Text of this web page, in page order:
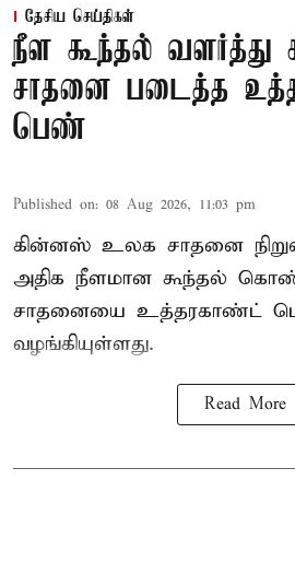
தேசிய செய்திகள்
நீள கூந்தல் வளர்த்து
சாதனை படைத்த
பெண்
Published on: 08 Aug 2026, 11:03 pm
கின்னஸ் உலக சாதனை
அதிக நீளமான கூந்தல்
சாதனையை உத்தரகாண்ட்
வழங்கியுள்ளது.
Read More